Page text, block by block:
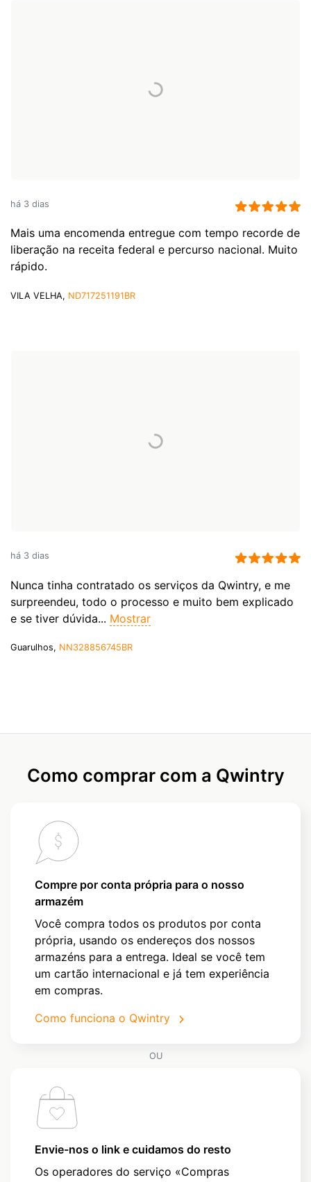
há 3 dias
Mais uma encomenda entregue com tempo recorde de
liberação na receita federal e percurso nacional. Muito
rápido.
VILA VELHA, ND717251191BR
há 3 dias
Nunca tinha contratado os serviços da Qwintry, e me
surpreendeu, todo o processo e muito bem explicado
e se tiver dúvida... Mostrar
Guarulhos, NN328856745BR
Como comprar com a Qwintry
Compre por conta própria para o nosso
armazém
Você compra todos os produtos por conta
própria, usando os endereços dos nossos
armazéns para a entrega. Ideal se você tem
um cartão internacional e já tem experiência
em compras.
Como funciona o Qwintry
OU
Envie-nos o link e cuidamos do resto
Os operadores do serviço «Compras